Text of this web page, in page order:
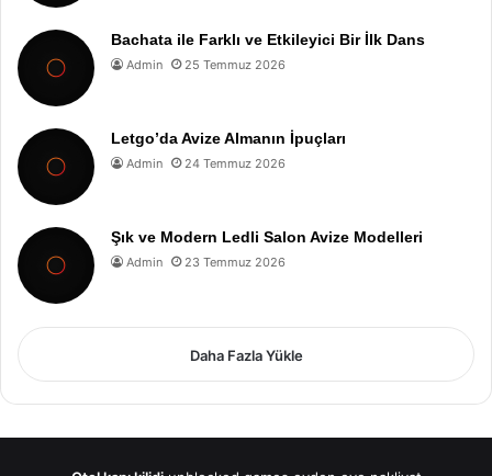
Bachata ile Farklı ve Etkileyici Bir İlk Dans
Admin 25 Temmuz 2026
Letgo’da Avize Almanın İpuçları
Admin 24 Temmuz 2026
Şık ve Modern Ledli Salon Avize Modelleri
Admin 23 Temmuz 2026
Daha Fazla Yükle